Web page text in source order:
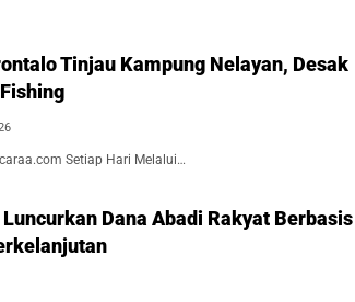
Tinjau Kampung Nelayan, Desak
Setiap Hari Melalui…
Dana Abadi Rakyat Berbasis